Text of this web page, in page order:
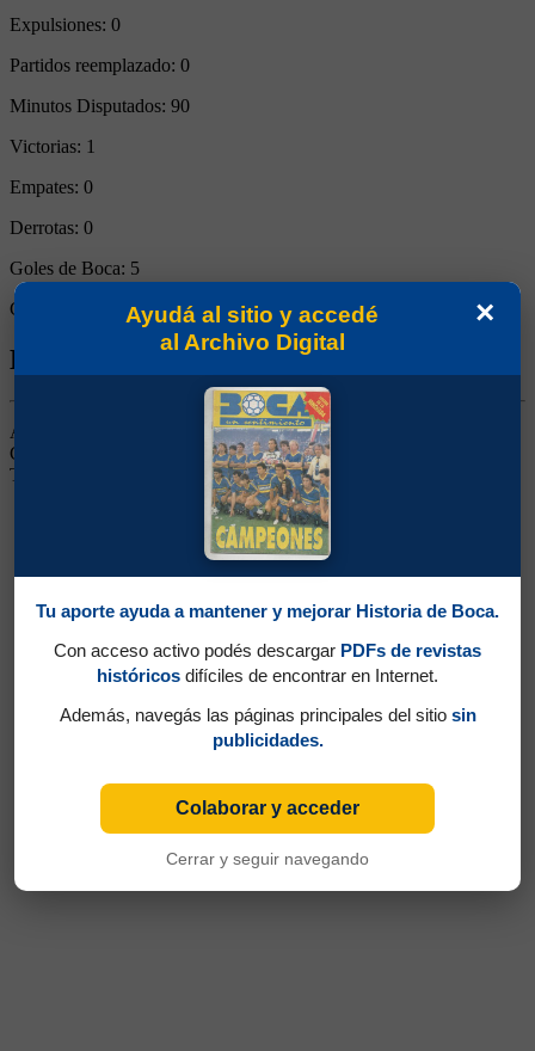
Expulsiones: 0
Partidos reemplazado: 0
Minutos Disputados: 90
Victorias: 1
Empates: 0
Derrotas: 0
Goles de Boca: 5
Goles rivales:
Biografía de Manuel Antonio Merello
Arquero. Ganó 4 títulos (Campeonatos 1926 y 1930, Copa
Competencia 1925 y Copa Estímulo 1926). Fue el reemplazante de
Tesorieri cuando éste se retiró.
×
Ayudá al sitio y accedé
al Archivo Digital
Tu aporte ayuda a mantener y mejorar Historia de Boca.
Con acceso activo podés descargar PDFs de revistas
históricos difíciles de encontrar en Internet.
Además, navegás las páginas principales del sitio sin
publicidades.
Colaborar y acceder
Cerrar y seguir navegando